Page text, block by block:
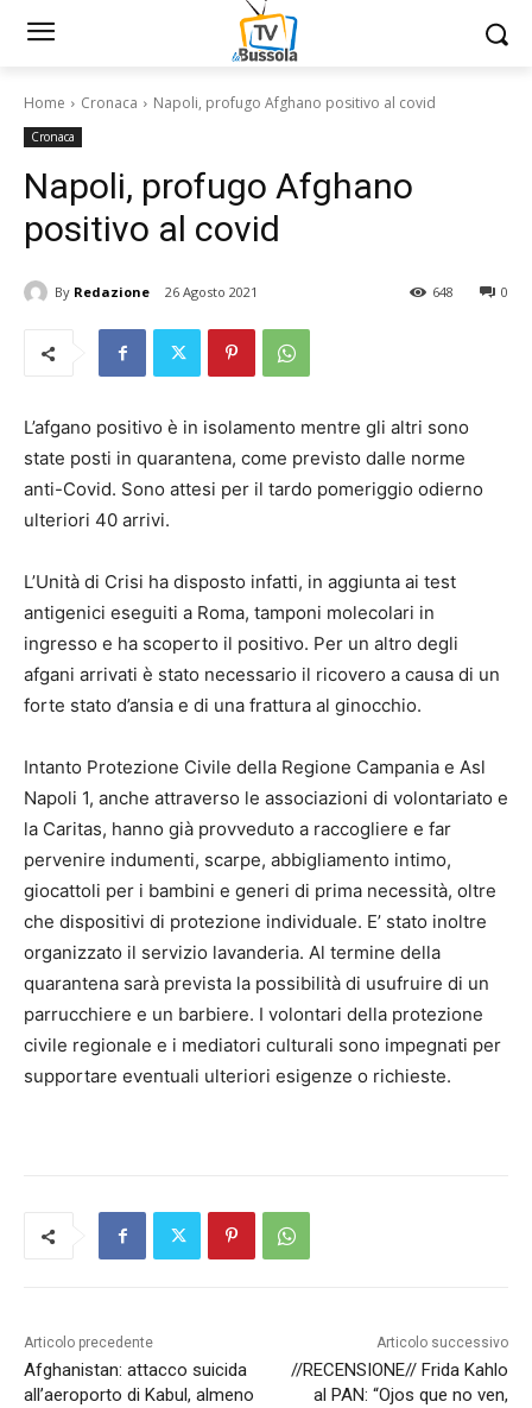
Home Cronaca Napoli, profugo Afghano positivo al covid
Cronaca
Napoli, profugo Afghano
positivo al covid
By Redazione 26 Agosto 2021 0
648
L’afgano positivo è in isolamento mentre gli altri sono
state posti in quarantena, come previsto dalle norme
anti-Covid. Sono attesi per il tardo pomeriggio odierno
ulteriori 40 arrivi.
L’Unità di Crisi ha disposto infatti, in aggiunta ai test
antigenici eseguiti a Roma, tamponi molecolari in
ingresso e ha scoperto il positivo. Per un altro degli
afgani arrivati è stato necessario il ricovero a causa di un
forte stato d’ansia e di una frattura al ginocchio.
Intanto Protezione Civile della Regione Campania e Asl
Napoli 1, anche attraverso le associazioni di volontariato e
la Caritas, hanno già provveduto a raccogliere e far
pervenire indumenti, scarpe, abbigliamento intimo,
giocattoli per i bambini e generi di prima necessità, oltre
che dispositivi di protezione individuale. E’ stato inoltre
organizzato il servizio lavanderia. Al termine della
quarantena sarà prevista la possibilità di usufruire di un
parrucchiere e un barbiere. I volontari della protezione
civile regionale e i mediatori culturali sono impegnati per
supportare eventuali ulteriori esigenze o richieste.
Articolo precedente
Afghanistan: attacco suicida
all’aeroporto di Kabul, almeno
Articolo successivo
//RECENSIONE// Frida Kahlo
al PAN: “Ojos que no ven,